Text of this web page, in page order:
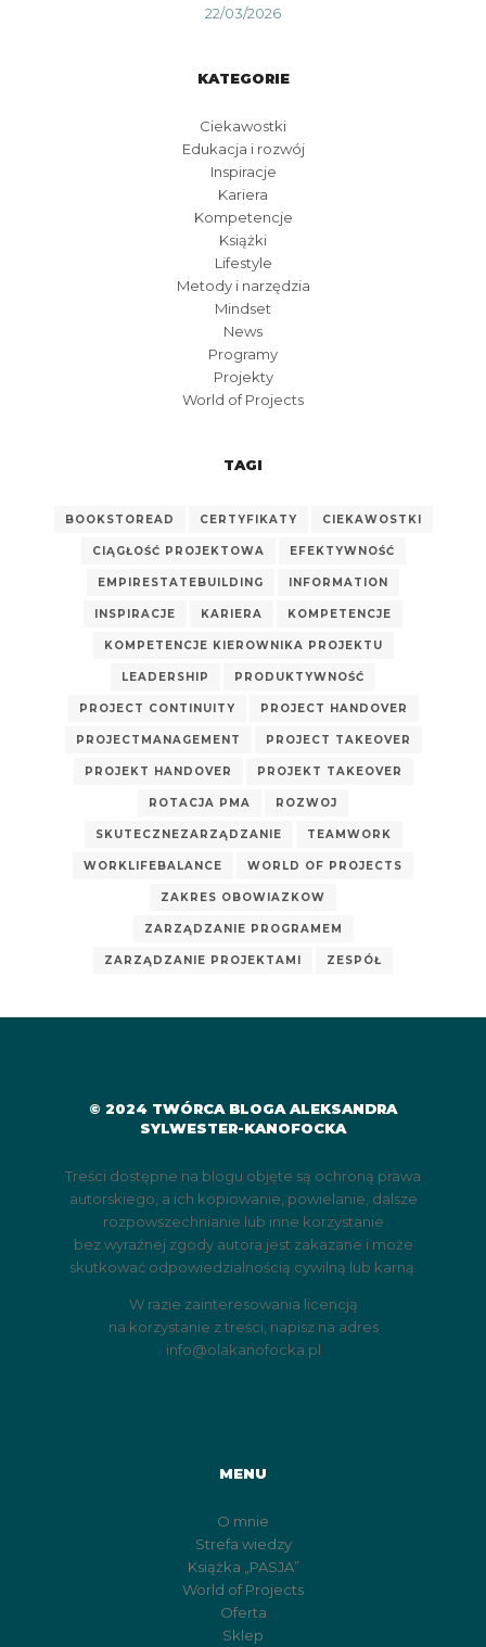
22/03/2026
KATEGORIE
Ciekawostki
Edukacja i rozwój
Inspiracje
Kariera
Kompetencje
Książki
Lifestyle
Metody i narzędzia
Mindset
News
Programy
Projekty
World of Projects
TAGI
BOOKSTOREAD CERTYFIKATY CIEKAWOSTKI
CIĄGŁOŚĆ PROJEKTOWA EFEKTYWNOŚĆ
EMPIRESTATEBUILDING INFORMATION
INSPIRACJE KARIERA KOMPETENCJE
KOMPETENCJE KIEROWNIKA PROJEKTU
LEADERSHIP PRODUKTYWNOŚĆ
PROJECT CONTINUITY PROJECT HANDOVER
PROJECTMANAGEMENT PROJECT TAKEOVER
PROJEKT HANDOVER PROJEKT TAKEOVER
ROTACJA PMA ROZWOJ
SKUTECZNEZARZĄDZANIE TEAMWORK
WORKLIFEBALANCE WORLD OF PROJECTS
ZAKRES OBOWIAZKOW
ZARZĄDZANIE PROGRAMEM
ZARZĄDZANIE PROJEKTAMI ZESPÓŁ
© 2024 TWÓRCA BLOGA ALEKSANDRA
SYLWESTER-KANOFOCKA
Treści dostępne na blogu objęte są ochroną prawa
autorskiego, a ich kopiowanie, powielanie, dalsze
rozpowszechnianie lub inne korzystanie
bez wyraźnej zgody autora jest zakazane i może
skutkować odpowiedzialnością cywilną lub karną.
W razie zainteresowania licencją
na korzystanie z treści, napisz na adres
info@olakanofocka.pl
MENU
O mnie
Strefa wiedzy
Książka „PASJA”
World of Projects
Oferta
Sklep